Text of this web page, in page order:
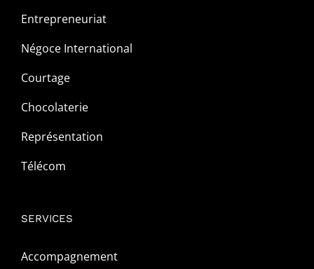
Entrepreneuriat
Négoce International
Courtage
Chocolaterie
Représentation
Télécom
SERVICES
Accompagnement